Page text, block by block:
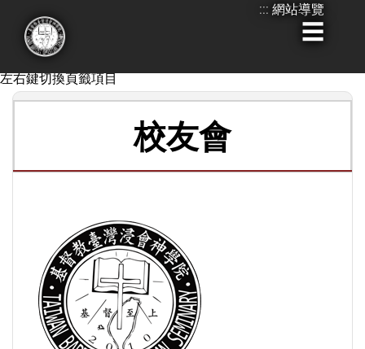
::: 網站導覽
**無障礙設計，Tab鍵移動到標籤項目後,您可以使用鍵盤
左右鍵切換頁籤項目
校友會